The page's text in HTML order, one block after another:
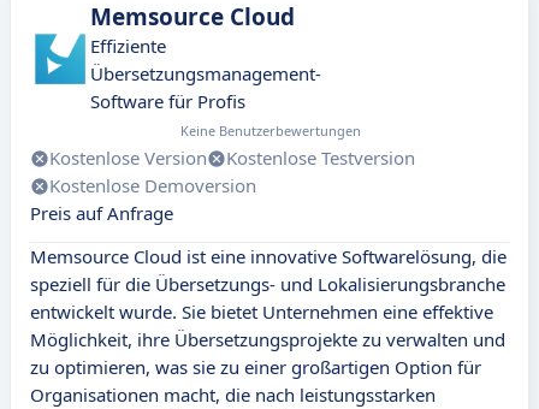
Memsource Cloud
Effiziente
Übersetzungsmanagement-
Software für Profis
Keine Benutzerbewertungen
Kostenlose Version
Kostenlose Testversion
Kostenlose Demoversion
Preis auf Anfrage
Memsource Cloud ist eine innovative Softwarelösung, die
speziell für die Übersetzungs- und Lokalisierungsbranche
entwickelt wurde. Sie bietet Unternehmen eine effektive
Möglichkeit, ihre Übersetzungsprojekte zu verwalten und
zu optimieren, was sie zu einer großartigen Option für
Organisationen macht, die nach leistungsstarken